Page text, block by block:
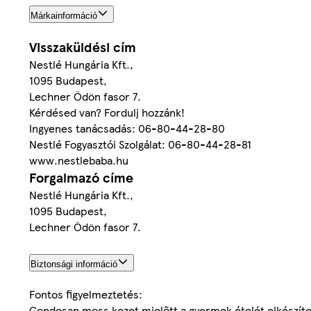
Márkainformáció
Visszaküldési cím
Nestlé Hungária Kft.,
1095 Budapest,
Lechner Ödön fasor 7.
Kérdésed van? Fordulj hozzánk!
Ingyenes tanácsadás: 06-80-44-28-80
Nestlé Fogyasztói Szolgálat: 06-80-44-28-81
www.nestlebaba.hu
Forgalmazó címe
Nestlé Hungária Kft.,
1095 Budapest,
Lechner Ödön fasor 7.
Biztonsági információ
Fontos figyelmeztetés: